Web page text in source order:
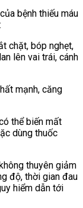
bệnh thiếu máu
chặt, bóp nghẹt,
lên vai trái, cánh
mạnh, căng
thể biến mất
dùng thuốc
thuyên giảm
độ, thời gian đau
hiểm dẫn tới